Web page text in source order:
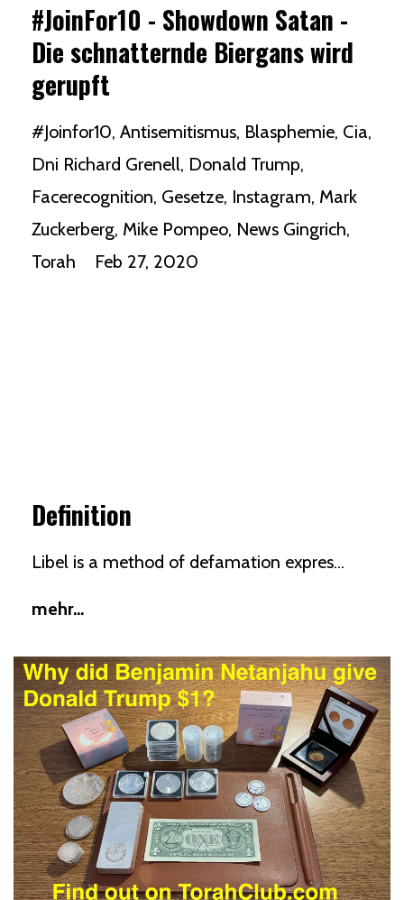
#JoinFor10 - Showdown Satan -
Die schnatternde Biergans wird
gerupft
#joinfor10 Antisemitismus Blasphemie Cia
Dni Richard Grenell Donald Trump
Facerecognition Gesetze Instagram Mark
Zuckerberg Mike Pompeo News Gingrich
Torah
Feb 27, 2020
Definition
Libel is a method of defamation expres...
mehr...